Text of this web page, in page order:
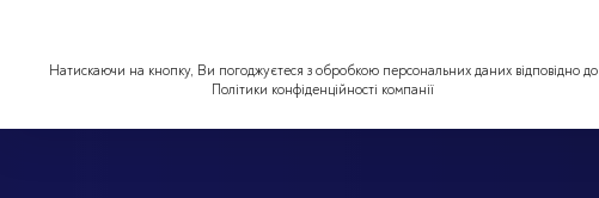
Натискаючи на кнопку, Ви погоджуєтеся з обробкою персональних даних відповідно до
Політики конфіденційності компанії